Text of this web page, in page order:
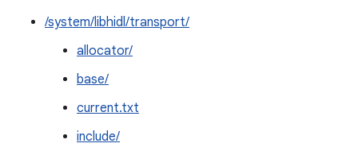
/system/libhidl/transport/
allocator/
base/
current.txt
include/